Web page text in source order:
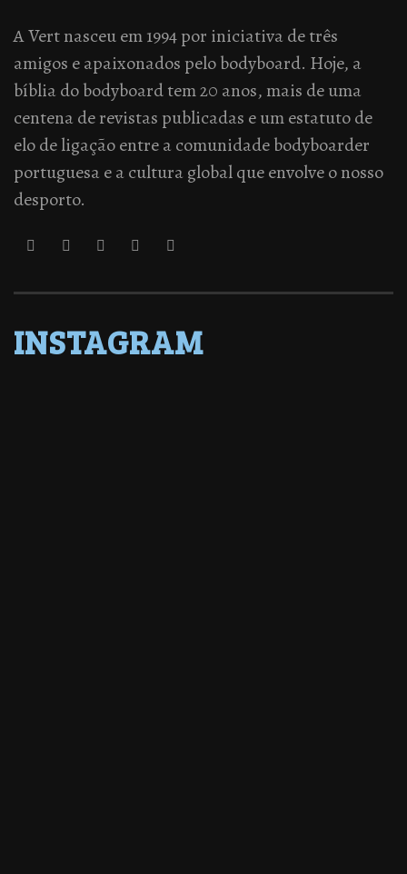
A Vert nasceu em 1994 por iniciativa de três
amigos e apaixonados pelo bodyboard. Hoje, a
bíblia do bodyboard tem 20 anos, mais de uma
centena de revistas publicadas e um estatuto de
elo de ligação entre a comunidade bodyboarder
portuguesa e a cultura global que envolve o nosso
desporto.
INSTAGRAM